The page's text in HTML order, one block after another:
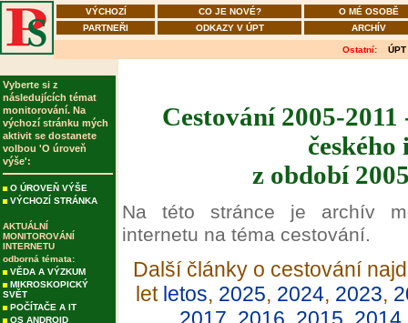
VÝCHOZÍ CO JE NOVÉ?
O MÉ OSOBĚ
PARTNEŘI
ODKAZY V ÚPT ARCHÍV
Ostatní: ÚPT
Vyberte si z
následujících témat
monitorování. Na
výchozí stránku mých
aktivit se dostanete
volbou 'O úroveň
výše':
O ÚROVEŇ VÝŠE
VÝCHOZÍ STRÁNKA
AKTUÁLNÍ
MONITOROVÁNÍ
INTERNETU
odborná témata:
VĚDA A VÝZKUM
MIKROSKOPICKÝ
SVĚT
POČÍTAČE A IT
OS ANDROID
Cestování 2005-
z období
Na této stránce je archív
internetu na téma cestování.
Další články o cestování
let letos, 2025, 2024, 2023,